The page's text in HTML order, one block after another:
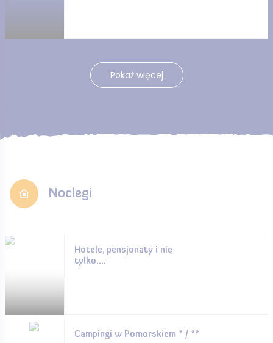
Pokaż więcej
Noclegi
Hotele, pensjonaty i nie
tylko....
Campingi w Pomorskiem * / **